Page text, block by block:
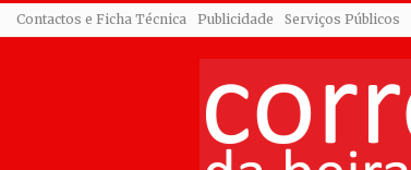
Contactos e Ficha Técnica Publicidade Serviços Públicos